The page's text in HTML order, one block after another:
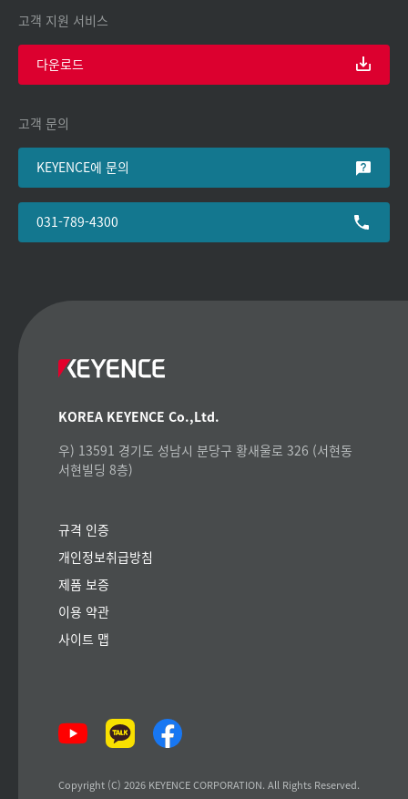
고객 지원 서비스
다운로드
고객 문의
KEYENCE에 문의
031-789-4300
KOREA KEYENCE Co.,Ltd.
우) 13591 경기도 성남시 분당구 황새울로 326 (서현동
서현빌딩 8층)
규격 인증
개인정보취급방침
제품 보증
이용 약관
사이트 맵
Copyright (C) 2026 KEYENCE CORPORATION. All Rights Reserved.